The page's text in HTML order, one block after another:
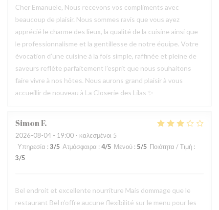
Cher Emanuele, Nous recevons vos compliments avec
beaucoup de plaisir. Nous sommes ravis que vous ayez
apprécié le charme des lieux, la qualité de la cuisine ainsi que
le professionnalisme et la gentillesse de notre équipe. Votre
évocation d’une cuisine à la fois simple, raffinée et pleine de
saveurs reflète parfaitement l’esprit que nous souhaitons
faire vivre à nos hôtes. Nous aurons grand plaisir à vous
accueillir de nouveau à La Closerie des Lilas ✨
SimonF
2026-08-04 - 19:00 - καλεσμένοι 5
Υπηρεσία : 3/5 Ατμόσφαιρα : 4/5 Μενού : 5/5 Ποιότητα / Τιμή :
3/5
Bel endroit et excellente nourriture Mais dommage que le
restaurant Bel n’offre aucune flexibilité sur le menu pour les